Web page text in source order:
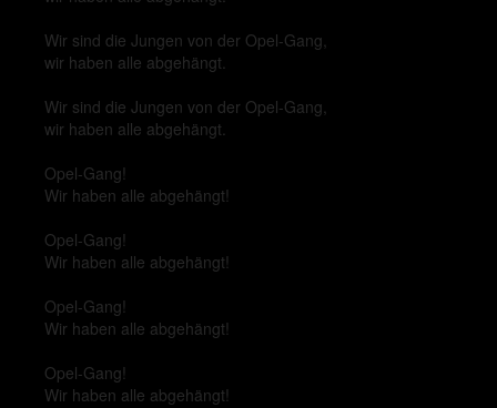
Wir sind die Jungen von der Opel-Gang,
wir haben alle abgehängt.
Wir sind die Jungen von der Opel-Gang,
wir haben alle abgehängt.
Opel-Gang!
Wir haben alle abgehängt!
Opel-Gang!
Wir haben alle abgehängt!
Opel-Gang!
Wir haben alle abgehängt!
Opel-Gang!
Wir haben alle abgehängt!